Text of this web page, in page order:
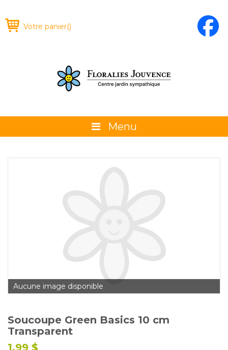
Votre panier()
Menu
La boutique
Promotions et évènements
Calendrier horticole
Emplois
Service à la clientèle
Nous joindre
Aucune image disponible
Soucoupe Green Basics 10 cm
Transparent
1,99 $